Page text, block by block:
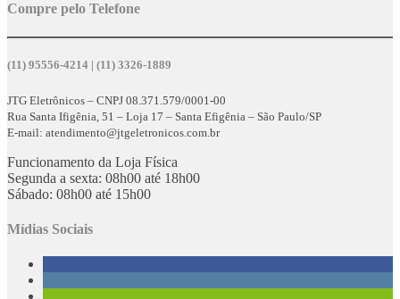
Compre pelo Telefone
(11) 95556-4214 | (11) 3326-1889
JTG Eletrônicos – CNPJ 08.371.579/0001-00
Rua Santa Ifigênia, 51 – Loja 17 – Santa Efigênia – São Paulo/SP
E-mail: atendimento@jtgeletronicos.com.br
Funcionamento da Loja Física
Segunda a sexta: 08h00 até 18h00
Sábado: 08h00 até 15h00
Mídias Sociais